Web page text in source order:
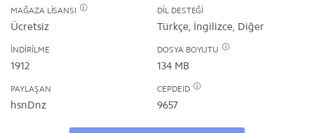
MAĞAZA LISANSI
Ücretsiz
DIL DESTEĞI
Türkçe, İngilizce, Diğer
İNDIRILME
1912
DOSYA BOYUTU
134 MB
PAYLAŞAN
hsnDnz
CEPDEID
9657